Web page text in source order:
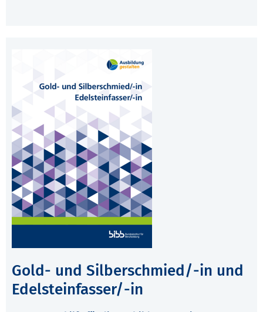
Gold- und Silberschmied/-in und
Edelsteinfasser/-in